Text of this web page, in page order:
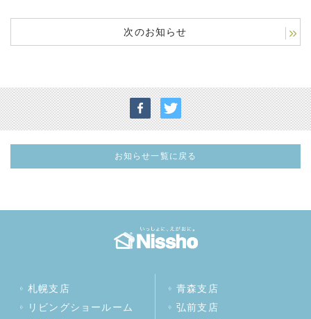
次のお知らせ
お知らせ一覧に戻る
札幌支店
リビングショールーム
青森支店
弘前支店